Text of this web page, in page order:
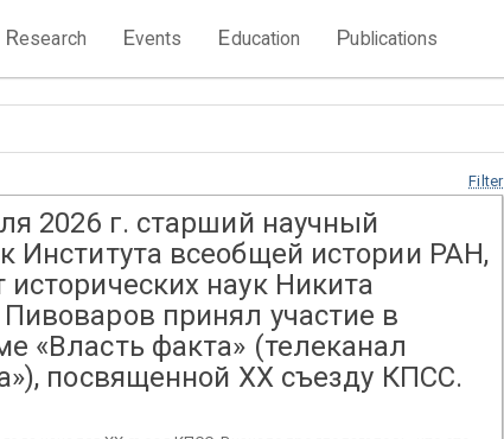
Research Events Education Publications
Filter
2026 г. старший научный
Института всеобщей истории РАН,
исторических наук Никита
принял участие в
«Власть факта» (телеканал
посвященной ХХ съезду КПСС.